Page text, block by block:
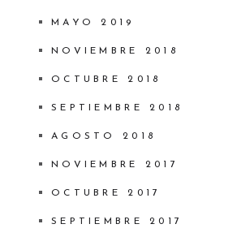
MAYO 2019
NOVIEMBRE 2018
OCTUBRE 2018
SEPTIEMBRE 2018
AGOSTO 2018
NOVIEMBRE 2017
OCTUBRE 2017
SEPTIEMBRE 2017